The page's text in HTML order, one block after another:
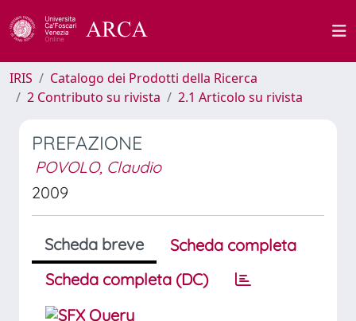
IRIS
Catalogo dei Prodotti della Ricerca
2 Contributo su rivista
2.1 Articolo su rivista
PREFAZIONE
POVOLO, Claudio
2009
Scheda breve
Scheda completa
Scheda completa (DC)